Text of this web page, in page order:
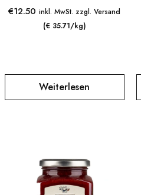
€12.50 inkl. MwSt. zzgl. Versand
(€ 35.71/kg)
Weiterlesen